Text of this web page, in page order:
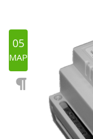
05
МАР